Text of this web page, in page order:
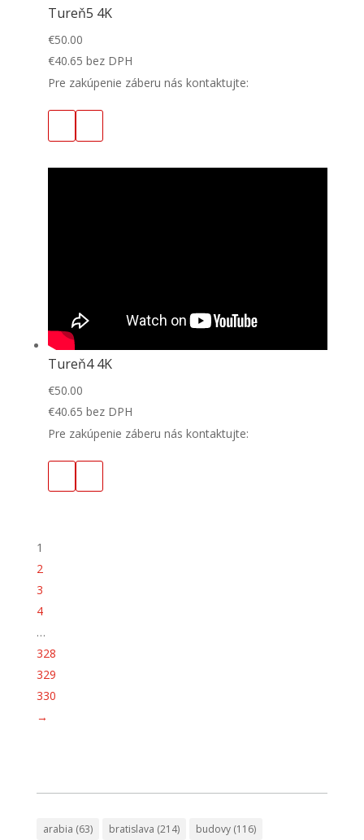
Tureň5 4K
€50.00
€40.65 bez DPH
Pre zakúpenie záberu nás kontaktujte:
Tureň4 4K
€50.00
€40.65 bez DPH
Pre zakúpenie záberu nás kontaktujte:
1
2
3
4
…
328
329
330
→
arabia (63) bratislava (214) budovy(116)